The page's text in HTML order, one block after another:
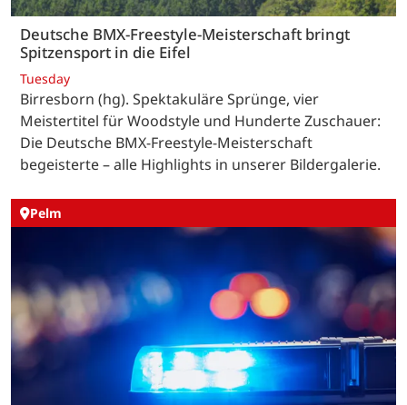
Deutsche BMX-Freestyle-Meisterschaft bringt
Spitzensport in die Eifel
Tuesday
Birresborn (hg). Spektakuläre Sprünge, vier
Meistertitel für Woodstyle und Hunderte Zuschauer:
Die Deutsche BMX-Freestyle-Meisterschaft
begeisterte – alle Highlights in unserer Bildergalerie.
Pelm